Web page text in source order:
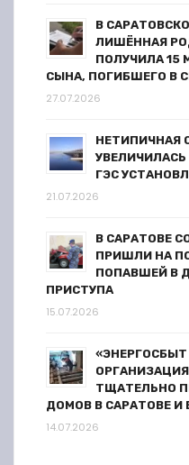
В
ЛИШЁННАЯ
ПОЛУЧИЛА 15
СЫНА, ПОГИБШЕГО В
27.07.2026
НЕТИПИЧНАЯ
ГЭС
21.07.2026
В САРАТОВЕ
ПРИШЛИ НА
ПОПАВШЕЙ В
ПРИСТУПА
15.07.2026
ТЩАТЕЛЬНО
ДОМОВ В САРАТОВЕ И
14.07.2026